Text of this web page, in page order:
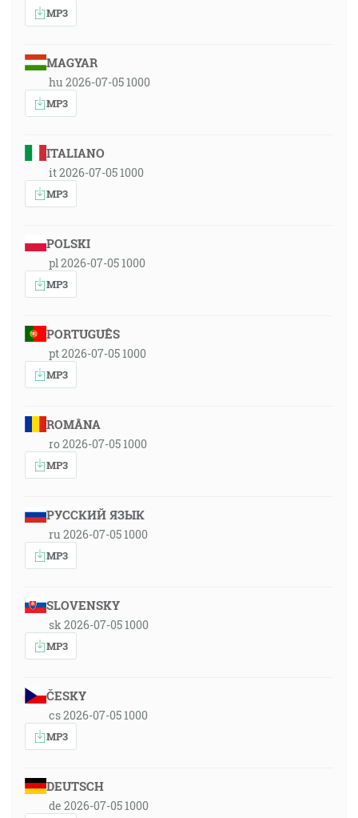
MP3
MAGYAR
hu 2026-07-05 1000
MP3
ITALIANO
it 2026-07-05 1000
MP3
POLSKI
pl 2026-07-05 1000
MP3
PORTUGUÊS
pt 2026-07-05 1000
MP3
ROMÂNA
ro 2026-07-05 1000
MP3
РУССКИЙ ЯЗЫК
ru 2026-07-05 1000
MP3
SLOVENSKY
sk 2026-07-05 1000
MP3
ČESKY
cs 2026-07-05 1000
MP3
DEUTSCH
de 2026-07-05 1000